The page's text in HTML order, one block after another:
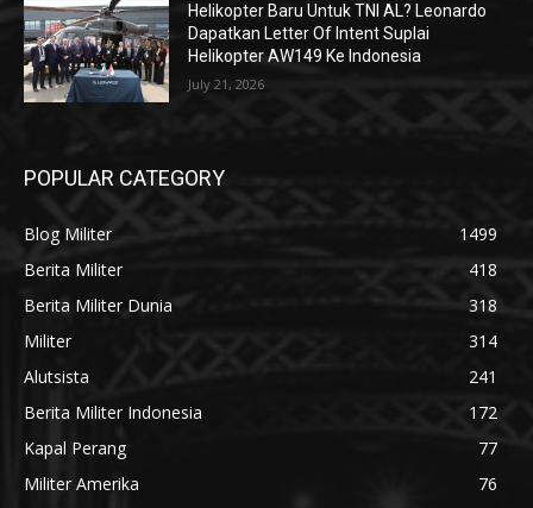
Helikopter Baru Untuk TNI AL? Leonardo
Dapatkan Letter Of Intent Suplai
Helikopter AW149 Ke Indonesia
July 21, 2026
POPULAR CATEGORY
Blog Militer
1499
Berita Militer
418
Berita Militer Dunia
318
Militer
314
Alutsista
241
Berita Militer Indonesia
172
Kapal Perang
77
Militer Amerika
76